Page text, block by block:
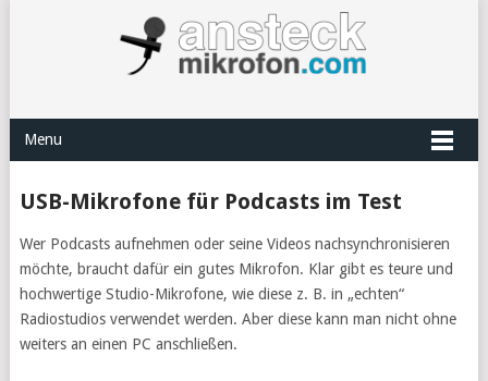
Menu
USB-Mikrofone für Podcasts im Test
Wer Podcasts aufnehmen oder seine Videos nachsynchronisieren
möchte, braucht dafür ein gutes Mikrofon. Klar gibt es teure und
hochwertige Studio-Mikrofone, wie diese z. B. in „echten“
Radiostudios verwendet werden. Aber diese kann man nicht ohne
weiters an einen PC anschließen.